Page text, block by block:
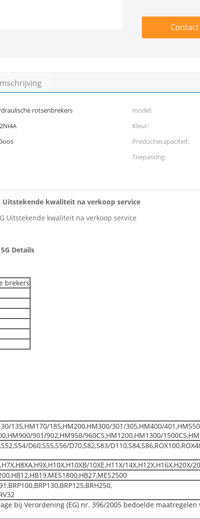
rotsenbrekers model:
Kleur:
Productiecapaciteit:
Toepassing:
Uitstekende kwaliteit na verkoop service
Uitstekende kwaliteit na verkoop service
Details
brekers
135,HM170/185,HM200,HM300/301/305,HM400/
901/902,HM950/960CS,HM1200,HM1300/
D60,S55,S56/D70,S82,S83/
10XE,H11X/14X,H12X,H16X,H20X/
bij Verordening (EG) nr. 396/2005 bedoelde